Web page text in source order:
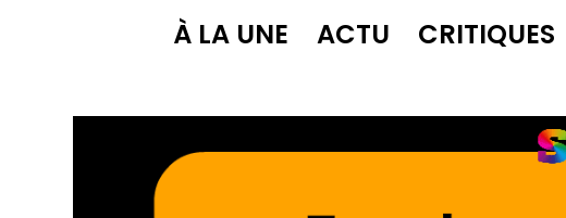
À LA UNE ACTU CRITIQUES